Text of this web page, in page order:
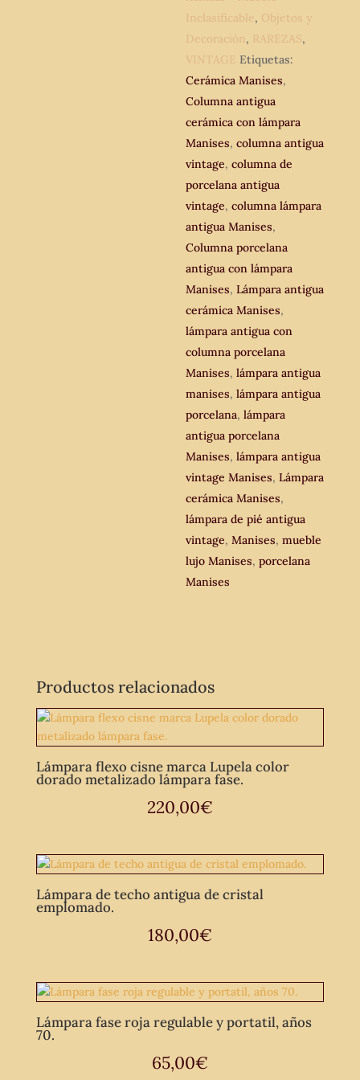
cantidad
Inclasificable, Objetos y
Decoración, RAREZAS,
VINTAGE Etiquetas:
Cerámica Manises,
Columna antigua
cerámica con lámpara
Manises,columna antigua
vintage,columna de
porcelana antigua
vintage,columna lámpara
antigua Manises,
Columna porcelana
antigua con lámpara
Manises,Lámpara antigua
cerámica Manises,
lámpara antigua con
columna porcelana
Manises,lámpara antigua
manises,lámpara antigua
porcelana,lámpara
antigua porcelana
Manises,lámpara antigua
vintage Manises,Lámpara
cerámica Manises,
lámpara de pié antigua
vintage,Manises,mueble
lujo Manises,porcelana
Manises
Productos relacionados
Lámpara flexo cisne marca Lupela color
dorado metalizado lámpara fase.
220,00€
Lámpara de techo antigua de cristal
emplomado.
180,00€
Lámpara fase roja regulable y portatil, años
70.
65,00€